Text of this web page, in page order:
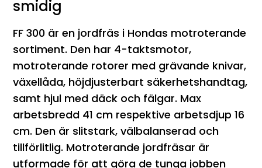
smidig
FF 300 är en jordfräs i Hondas motroterande
sortiment. Den har 4-taktsmotor,
motroterande rotorer med grävande knivar,
växellåda, höjdjusterbart säkerhetshandtag,
samt hjul med däck och fälgar. Max
arbetsbredd 41 cm respektive arbetsdjup 16
cm. Den är slitstark, välbalanserad och
tillförlitlig. Motroterande jordfräsar är
utformade för att göra de tunga jobben